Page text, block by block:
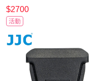
1/8 1/4 1/2(公司貨)For
Canon R
$2700
活動